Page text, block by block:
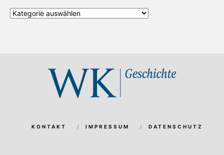
Alle
KONTAKT IMPRESSUM DATENSCHUTZ